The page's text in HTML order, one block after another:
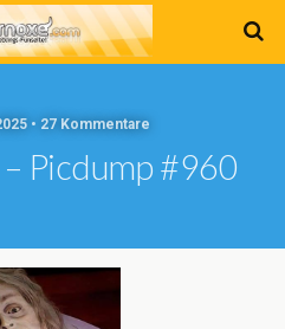
• 27 Kommentare
Picdump #960